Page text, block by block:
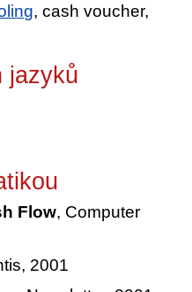
, cash voucher,
jazyků
Flow, Computer
2001